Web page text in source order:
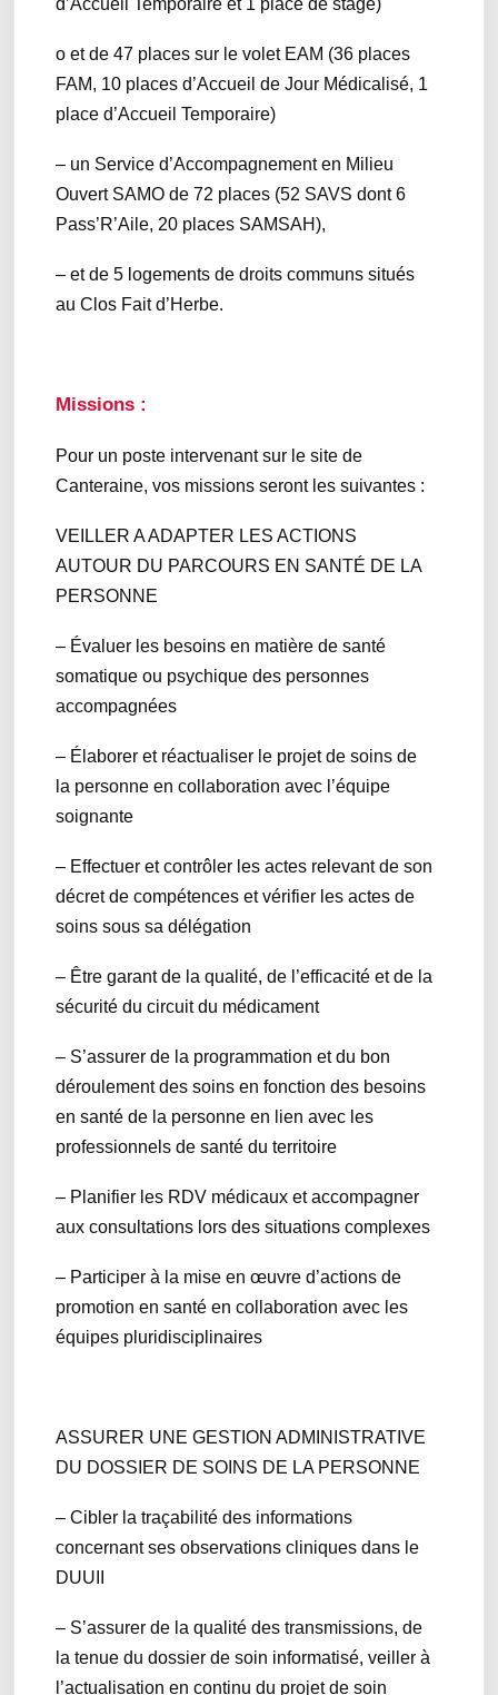
d’Accueil Temporaire et 1 place de stage)
o et de 47 places sur le volet EAM (36 places
FAM, 10 places d’Accueil de Jour Médicalisé, 1
place d’Accueil Temporaire)
– un Service d’Accompagnement en Milieu
Ouvert SAMO de 72 places (52 SAVS dont 6
Pass’R’Aile, 20 places SAMSAH),
– et de 5 logements de droits communs situés
au Clos Fait d’Herbe.
Missions :
Pour un poste intervenant sur le site de
Canteraine, vos missions seront les suivantes :
VEILLER A ADAPTER LES ACTIONS
AUTOUR DU PARCOURS EN SANTÉ DE LA
PERSONNE
– Évaluer les besoins en matière de santé
somatique ou psychique des personnes
accompagnées
– Élaborer et réactualiser le projet de soins de
la personne en collaboration avec l’équipe
soignante
– Effectuer et contrôler les actes relevant de son
décret de compétences et vérifier les actes de
soins sous sa délégation
– Être garant de la qualité, de l’efficacité et de la
sécurité du circuit du médicament
– S’assurer de la programmation et du bon
déroulement des soins en fonction des besoins
en santé de la personne en lien avec les
professionnels de santé du territoire
– Planifier les RDV médicaux et accompagner
aux consultations lors des situations complexes
– Participer à la mise en œuvre d’actions de
promotion en santé en collaboration avec les
équipes pluridisciplinaires
ASSURER UNE GESTION ADMINISTRATIVE
DU DOSSIER DE SOINS DE LA PERSONNE
– Cibler la traçabilité des informations
concernant ses observations cliniques dans le
DUUII
– S’assurer de la qualité des transmissions, de
la tenue du dossier de soin informatisé, veiller à
l’actualisation en continu du projet de soin